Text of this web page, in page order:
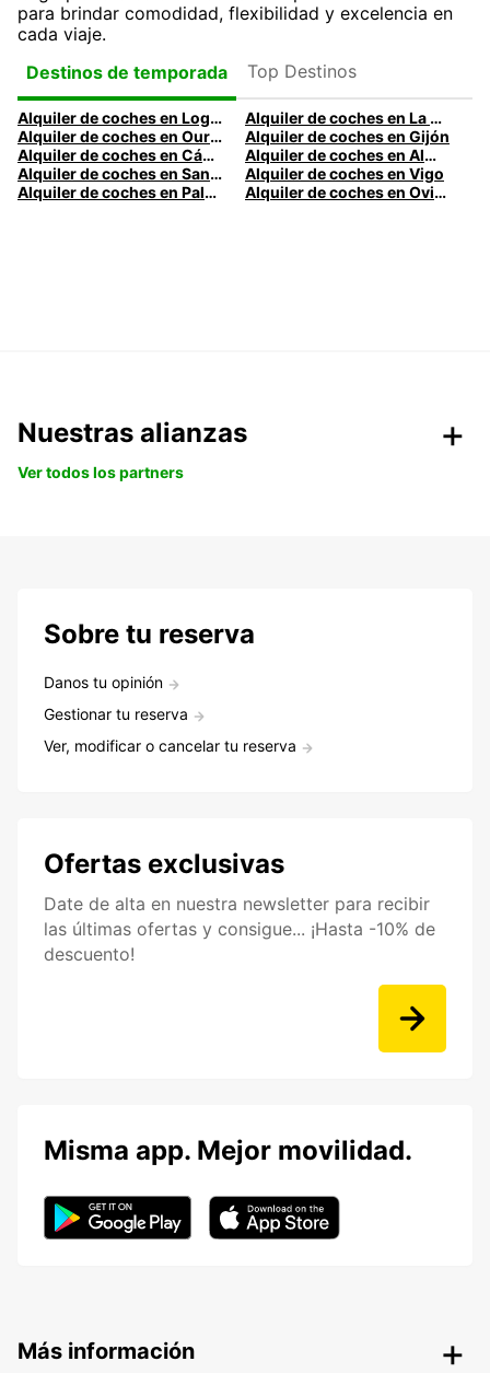
para brindar comodidad, flexibilidad y excelencia en
cada viaje.
Destinos de temporada
Top Destinos
Alquiler de coches en Logroño
Alquiler de coches en La Coruña
Alquiler de coches en Ourense
Alquiler de coches en Gijón
Alquiler de coches en Cádiz
Alquiler de coches en Almería
Alquiler de coches en Santander
Alquiler de coches en Vigo
Alquiler de coches en Palma
Alquiler de coches en Oviedo
Nuestras alianzas
Ver todos los partners
Sobre tu reserva
Danos tu opinión
Gestionar tu reserva
Ver, modificar o cancelar tu reserva
Ofertas exclusivas
Date de alta en nuestra newsletter para recibir
las últimas ofertas y consigue... ¡Hasta -10% de
descuento!
Misma app. Mejor movilidad.
Más información